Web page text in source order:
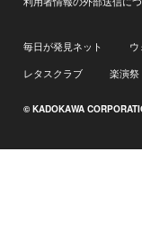
毎日が発見ネット
レタスクラブ
楽演祭
© KADOKAWA